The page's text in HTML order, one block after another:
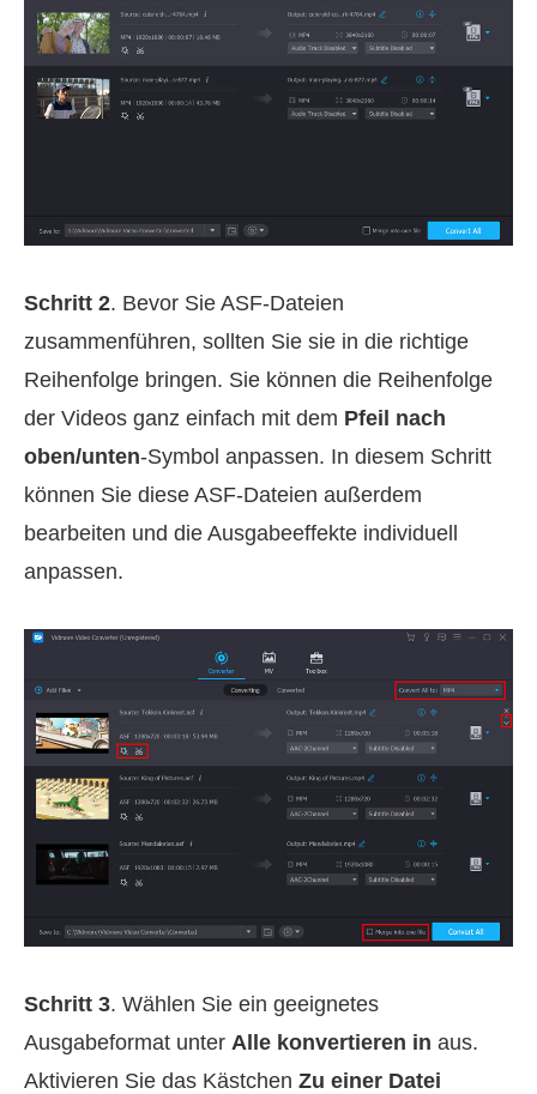
Schritt 2. Bevor Sie ASF-Dateien
zusammenführen, sollten Sie sie in die richtige
Reihenfolge bringen. Sie können die Reihenfolge
der Videos ganz einfach mit dem Pfeil nach
oben/unten-Symbol anpassen. In diesem Schritt
können Sie diese ASF-Dateien außerdem
bearbeiten und die Ausgabeeffekte individuell
anpassen.
Schritt 3. Wählen Sie ein geeignetes
Ausgabeformat unter Alle konvertieren in aus.
Aktivieren Sie das Kästchen Zu einer Datei